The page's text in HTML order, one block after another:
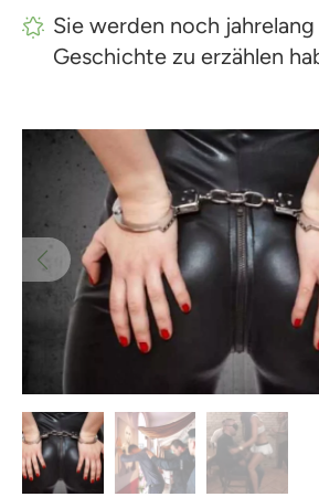
Sie werden noch
Geschichte zu erzählen